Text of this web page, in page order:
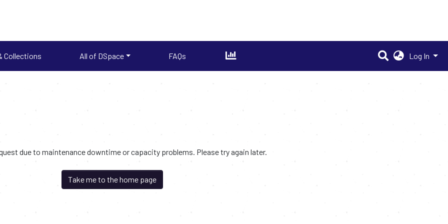
Collections All of DSpace FAQs Log In
due to maintenance downtime or capacity problems. Please try again later.
Take me to the home page